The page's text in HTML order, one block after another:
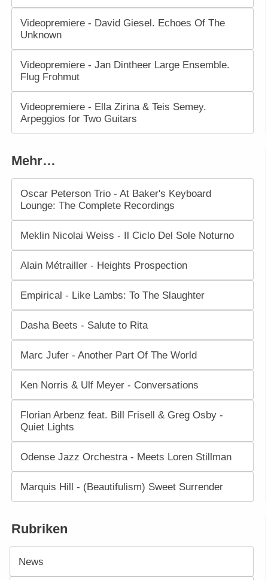
Videopremiere - David Giesel. Echoes Of The
Unknown
Videopremiere - Jan Dintheer Large Ensemble.
Flug Frohmut
Videopremiere - Ella Zirina & Teis Semey.
Arpeggios for Two Guitars
Mehr…
Oscar Peterson Trio - At Baker's Keyboard
Lounge: The Complete Recordings
Meklin Nicolai Weiss - Il Ciclo Del Sole Noturno
Alain Métrailler - Heights Prospection
Empirical - Like Lambs: To The Slaughter
Dasha Beets - Salute to Rita
Marc Jufer - Another Part Of The World
Ken Norris & Ulf Meyer - Conversations
Florian Arbenz feat. Bill Frisell & Greg Osby -
Quiet Lights
Odense Jazz Orchestra - Meets Loren Stillman
Marquis Hill - (Beautifulism) Sweet Surrender
Rubriken
News